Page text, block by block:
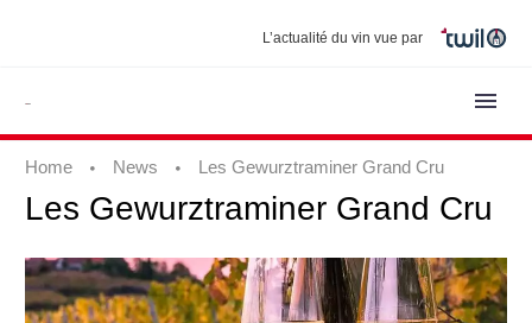
L’actualité du vin vue par
Home News Les Gewurztraminer Grand Cru
Les Gewurztraminer Grand Cru